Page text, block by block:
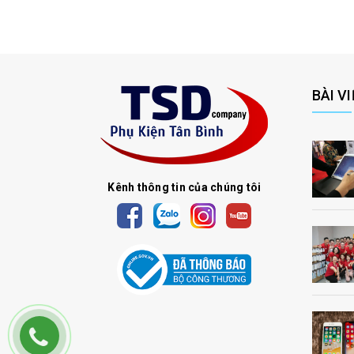
Kênh thông tin của chúng tôi
BÀI